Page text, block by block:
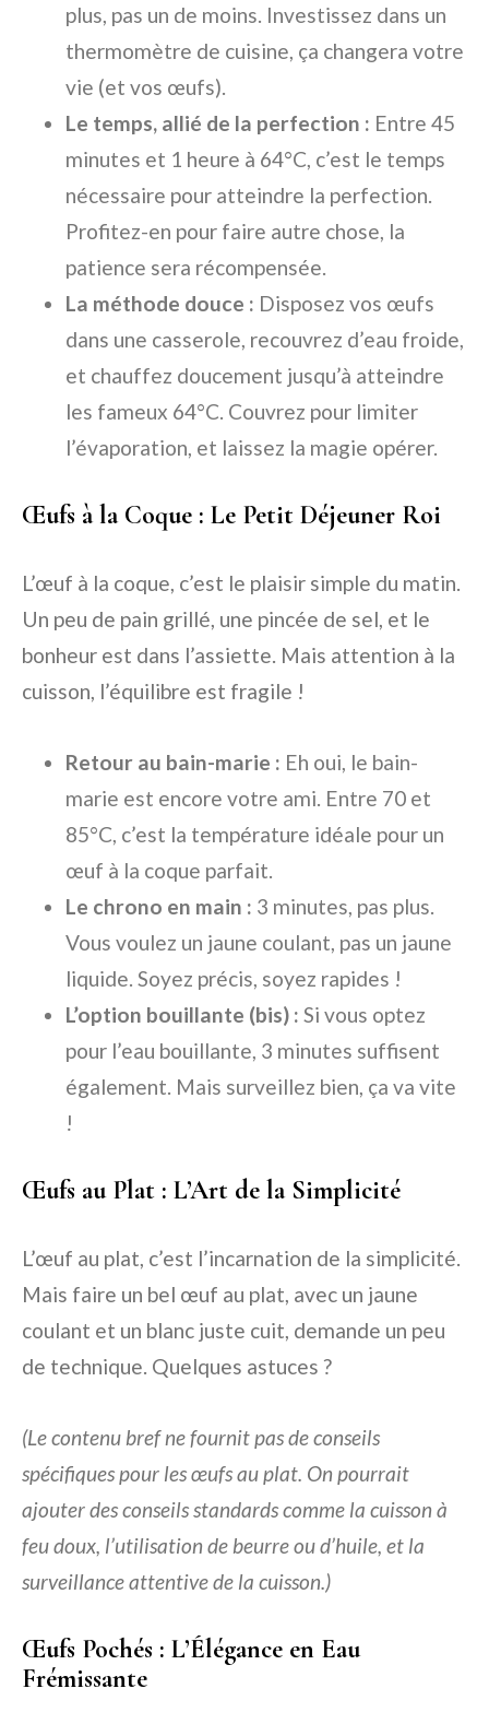
plus, pas un de moins. Investissez dans un
thermomètre de cuisine, ça changera votre
vie (et vos œufs).
Le temps, allié de la perfection : Entre 45
minutes et 1 heure à 64°C, c’est le temps
nécessaire pour atteindre la perfection.
Profitez-en pour faire autre chose, la
patience sera récompensée.
La méthode douce : Disposez vos œufs
dans une casserole, recouvrez d’eau froide,
et chauffez doucement jusqu’à atteindre
les fameux 64°C. Couvrez pour limiter
l’évaporation, et laissez la magie opérer.
Œufs à la Coque : Le Petit Déjeuner Roi
L’œuf à la coque, c’est le plaisir simple du matin.
Un peu de pain grillé, une pincée de sel, et le
bonheur est dans l’assiette. Mais attention à la
cuisson, l’équilibre est fragile !
Retour au bain-marie : Eh oui, le bain-
marie est encore votre ami. Entre 70 et
85°C, c’est la température idéale pour un
œuf à la coque parfait.
Le chrono en main : 3 minutes, pas plus.
Vous voulez un jaune coulant, pas un jaune
liquide. Soyez précis, soyez rapides !
L’option bouillante (bis) : Si vous optez
pour l’eau bouillante, 3 minutes suffisent
également. Mais surveillez bien, ça va vite
!
Œufs au Plat : L’Art de la Simplicité
L’œuf au plat, c’est l’incarnation de la simplicité.
Mais faire un bel œuf au plat, avec un jaune
coulant et un blanc juste cuit, demande un peu
de technique. Quelques astuces ?
(Le contenu bref ne fournit pas de conseils
spécifiques pour les œufs au plat. On pourrait
ajouter des conseils standards comme la cuisson à
feu doux, l’utilisation de beurre ou d’huile, et la
surveillance attentive de la cuisson.)
Œufs Pochés : L’Élégance en Eau
Frémissante